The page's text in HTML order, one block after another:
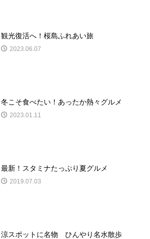
観光復活へ！桜島ふれあい旅
2023.06.07
冬こそ食べたい！あったか熱々グルメ
2023.01.11
最新！スタミナたっぷり夏グルメ
2019.07.03
涼スポットに名物 ひんやり名水散歩